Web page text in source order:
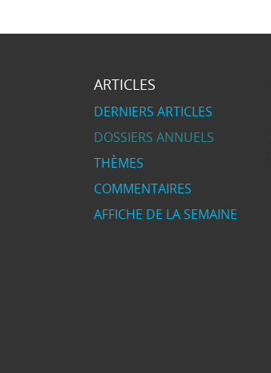
ARTICLES
DERNIERS ARTICLES
DOSSIERS ANNUELS
THÈMES
COMMENTAIRES
AFFICHE DE LA SEMAINE